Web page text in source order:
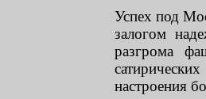
Успех под
залогом
разгрома
настроения